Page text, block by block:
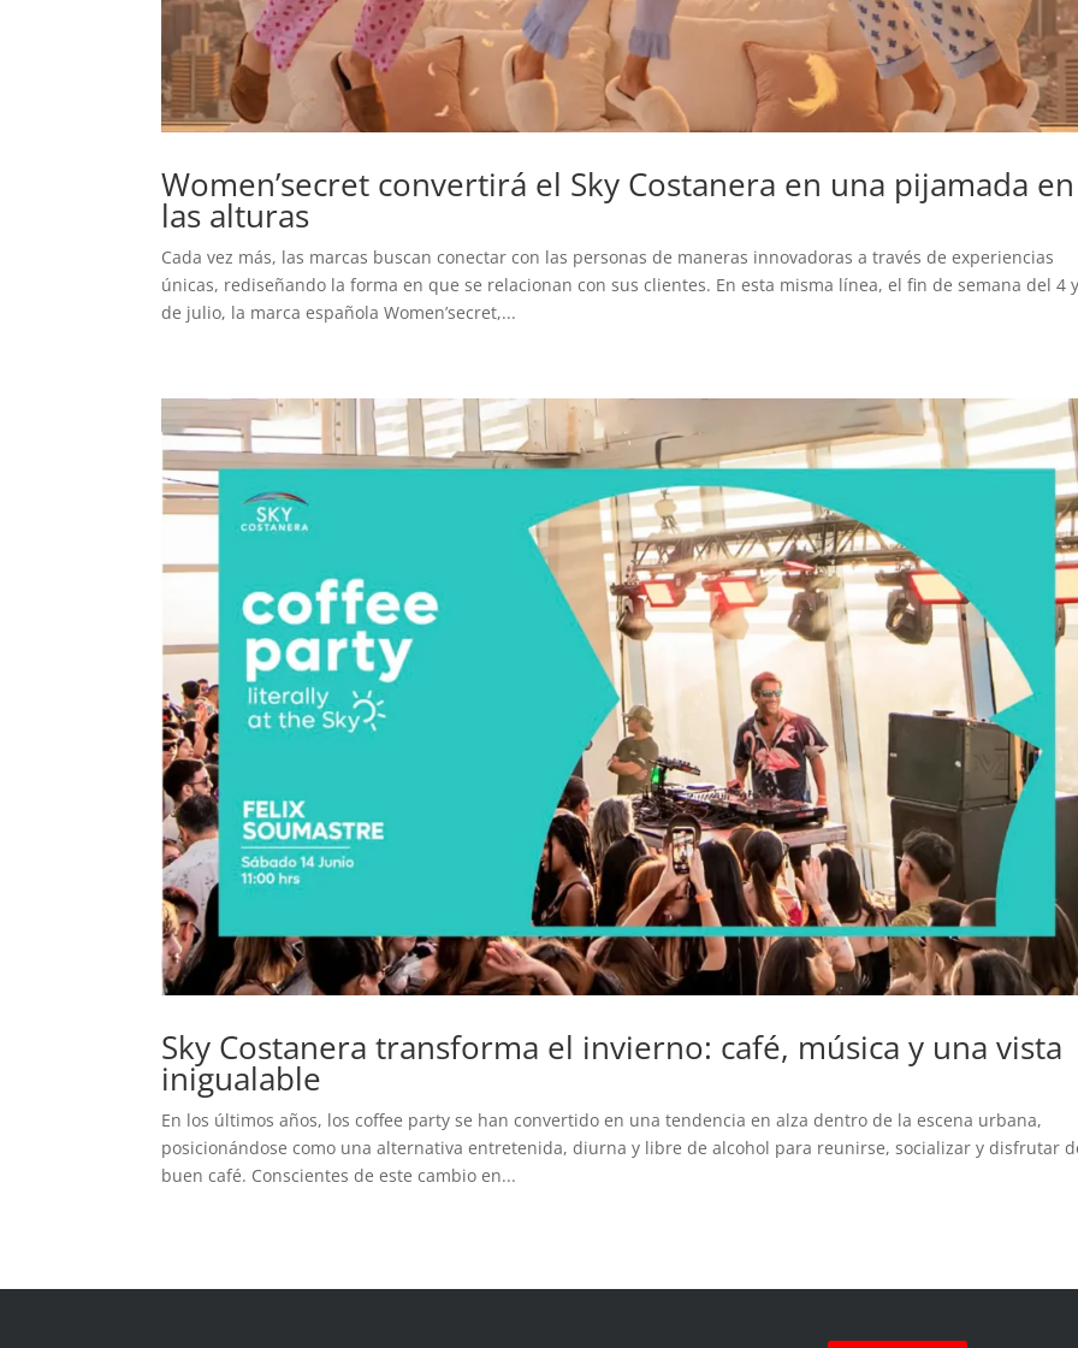
Women’secret convertirá el Sky Costanera en una pijamada en
las alturas
Cada vez más, las marcas buscan conectar con las personas de maneras innovadoras a través de experiencias
únicas, rediseñando la forma en que se relacionan con sus clientes. En esta misma línea, el fin de semana del 4
de julio, la marca española Women’secret,...
Sky Costanera transforma el invierno: café, música y una vista
inigualable
En los últimos años, los coffee party se han convertido en una tendencia en alza dentro de la escena urbana,
posicionándose como una alternativa entretenida, diurna y libre de alcohol para reunirse, socializar y disfrutar
buen café. Conscientes de este cambio en...